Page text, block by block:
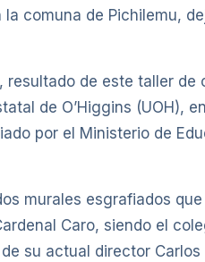
comuna de Pichilemu,
de este taller
de O’Higgins (UOH),
por el Ministerio de
murales esgrafiados
Caro, siendo el
su actual director Carlos